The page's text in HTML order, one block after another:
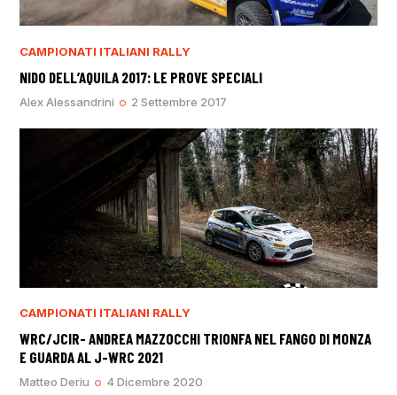
CAMPIONATI ITALIANI RALLY
NIDO DELL’AQUILA 2017: LE PROVE SPECIALI
Alex Alessandrini 2 Settembre 2017
CAMPIONATI ITALIANI RALLY
WRC/JCIR- ANDREA MAZZOCCHI TRIONFA NEL FANGO DI MONZA
E GUARDA AL J-WRC 2021
Matteo Deriu 4 Dicembre 2020